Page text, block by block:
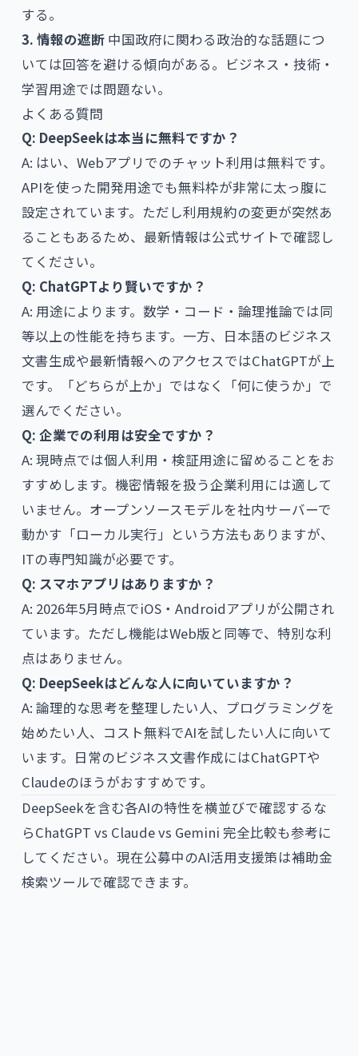
する。
3. 情報の遮断 中国政府に関わる政治的な話題につ
いては回答を避ける傾向がある。ビジネス・技術・
学習用途では問題ない。
よくある質問
Q: DeepSeekは本当に無料ですか？
A: はい、Webアプリでのチャット利用は無料です。
APIを使った開発用途でも無料枠が非常に太っ腹に
設定されています。ただし利用規約の変更が突然あ
ることもあるため、最新情報は公式サイトで確認し
てください。
Q: ChatGPTより賢いですか？
A: 用途によります。数学・コード・論理推論では同
等以上の性能を持ちます。一方、日本語のビジネス
文書生成や最新情報へのアクセスではChatGPTが上
です。「どちらが上か」ではなく「何に使うか」で
選んでください。
Q: 企業での利用は安全ですか？
A: 現時点では個人利用・検証用途に留めることをお
すすめします。機密情報を扱う企業利用には適して
いません。オープンソースモデルを社内サーバーで
動かす「ローカル実行」という方法もありますが、
ITの専門知識が必要です。
Q: スマホアプリはありますか？
A: 2026年5月時点でiOS・Androidアプリが公開され
ています。ただし機能はWeb版と同等で、特別な利
点はありません。
Q: DeepSeekはどんな人に向いていますか？
A: 論理的な思考を整理したい人、プログラミングを
始めたい人、コスト無料でAIを試したい人に向いて
います。日常のビジネス文書作成にはChatGPTや
Claudeのほうがおすすめです。
DeepSeekを含む各AIの特性を横並びで確認するな
らChatGPT vs Claude vs Gemini 完全比較も参考に
してください。現在公募中のAI活用支援策は補助金
検索ツールで確認できます。